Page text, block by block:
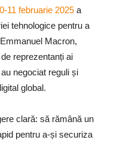
11 februarie 2025 a
tehnologice pentru a
Macron,
reprezentanți ai
negociat reguli și
global.
clară: să rămână un
pentru a-și securiza